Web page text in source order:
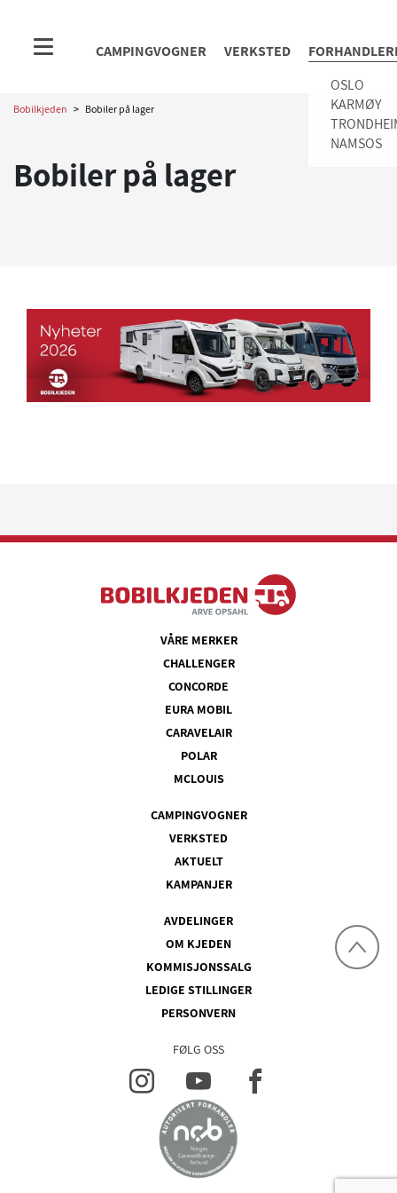
CAMPINGVOGNER VERKSTED
OSLO
KARMØY
NAMSOS
Bobilkjeden > Bobiler på lager
Bobiler på lager
VÅRE MERKER
CHALLENGER
CONCORDE
EURA MOBIL
CARAVELAIR
POLAR
MCLOUIS
CAMPINGVOGNER
VERKSTED
AKTUELT
KAMPANJER
AVDELINGER
OM KJEDEN
KOMMISJONSSALG
LEDIGE STILLINGER
PERSONVERN
FØLG OSS